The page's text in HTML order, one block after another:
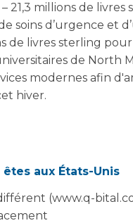
21,3 millions de
soins d’urgence et
de livres sterling
de North
modernes afin
hiver.
et North East
centre de santé et
12,7 millions de
de Croydon, à
aux États-Unis
(www.q-